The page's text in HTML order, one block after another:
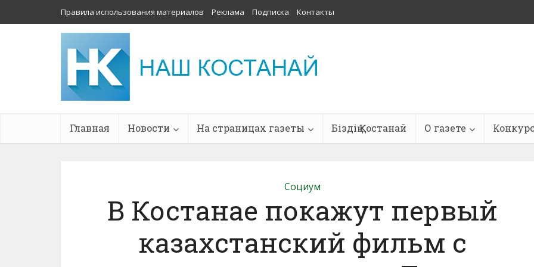
Правила использования материалов Реклама Подписка Контакты
Главная Новости На страницах газеты Біздің Қостанай О газете
Социум
В Костанае покажут первый
казахстанский фильм с